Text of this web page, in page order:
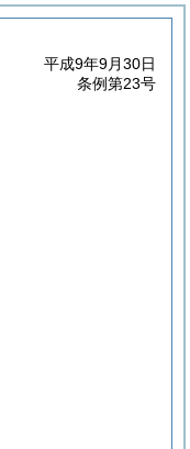
平成9年9月30日
条例第23号